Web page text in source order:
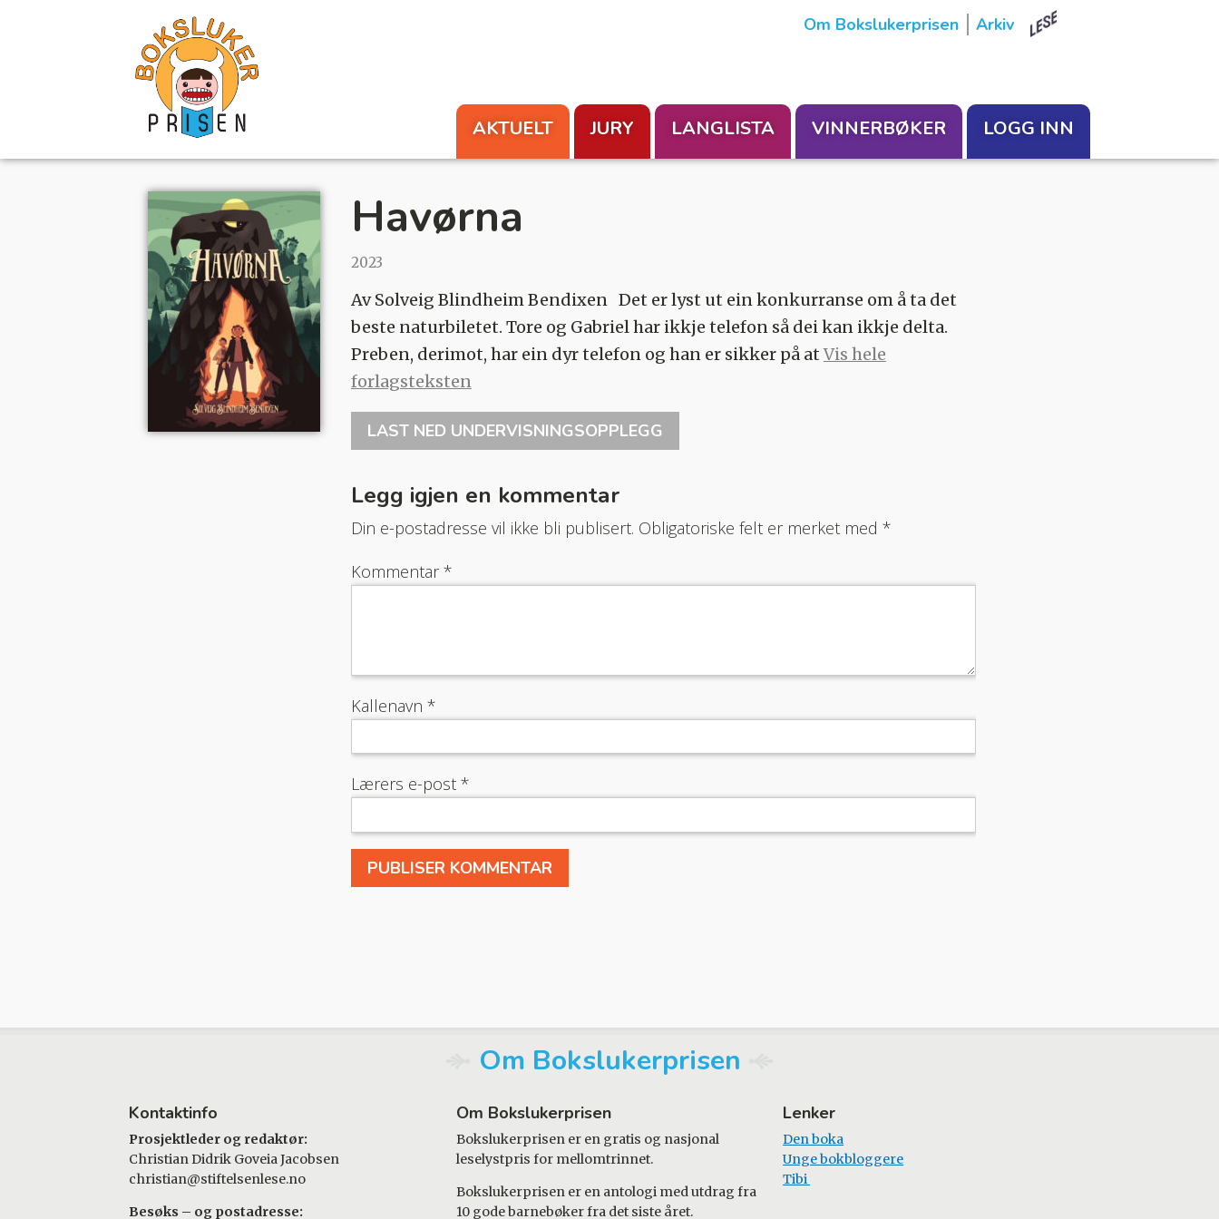
Om Bokslukerprisen Arkiv
AKTUELT JURY LANGLISTA VINNERBØKER LOGG INN
Havørna
2023
Av Solveig Blindheim Bendixen Det er lyst ut ein konkurranse om å ta det
beste naturbiletet. Tore og Gabriel har ikkje telefon så dei kan ikkje delta.
Preben, derimot, har ein dyr telefon og han er sikker på atVis hele
forlagsteksten
LAST NED UNDERVISNINGSOPPLEGG
Legg igjen en kommentar
Din e-postadresse vil ikke bli publisert. Obligatoriske felt er merket med *
Kommentar*
Kallenavn *
Lærers e-post *
Om Bokslukerprisen
Kontaktinfo
Prosjektleder og redaktør:
Christian Didrik Goveia Jacobsen
christian@stiftelsenlese.no
Besøks – og postadresse:
Om Bokslukerprisen
Bokslukerprisen er en gratis og nasjonal
leselystpris for mellomtrinnet.
Bokslukerprisen er en antologi med utdrag fra
10 gode barnebøker fra det siste året.
Lenker
Den boka
Unge bokbloggere
Tibi